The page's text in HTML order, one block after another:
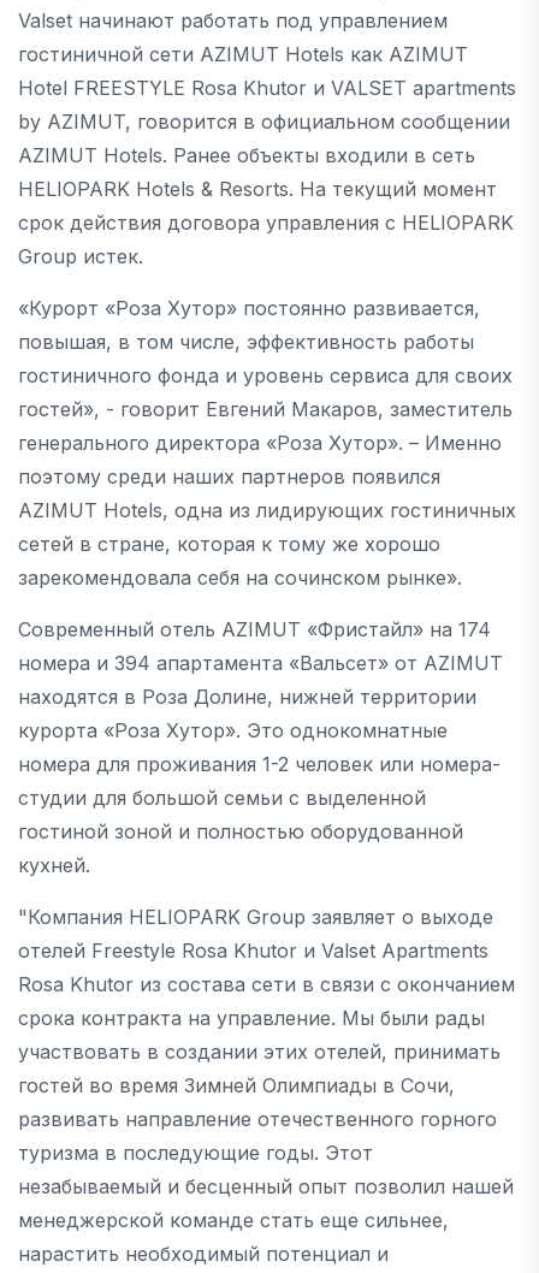
Valset начинают работать под управлением
гостиничной сети AZIMUT Hotels как AZIMUT
Hotel FREESTYLE Rosa Khutor и VALSET apartments
by AZIMUT, говорится в официальном сообщении
AZIMUT Hotels. Ранее объекты входили в сеть
HELIOPARK Hotels & Resorts. На текущий момент
срок действия договора управления с HELIOPARK
Group истек.
«Курорт «Роза Хутор» постоянно развивается,
повышая, в том числе, эффективность работы
гостиничного фонда и уровень сервиса для своих
гостей», - говорит Евгений Макаров, заместитель
генерального директора «Роза Хутор». – Именно
поэтому среди наших партнеров появился
AZIMUT Hotels, одна из лидирующих гостиничных
сетей в стране, которая к тому же хорошо
зарекомендовала себя на сочинском рынке».
Современный отель AZIMUT «Фристайл» на 174
номера и 394 апартамента «Вальсет» от AZIMUT
находятся в Роза Долине, нижней территории
курорта «Роза Хутор». Это однокомнатные
номера для проживания 1-2 человек или номера-
студии для большой семьи с выделенной
гостиной зоной и полностью оборудованной
кухней.
"Компания HELIOPARK Group заявляет о выходе
отелей Freestyle Rosa Khutor и Valset Apartments
Rosa Khutor из состава сети в связи с окончанием
срока контракта на управление. Мы были рады
участвовать в создании этих отелей, принимать
гостей во время Зимней Олимпиады в Сочи,
развивать направление отечественного горного
туризма в последующие годы. Этот
незабываемый и бесценный опыт позволил нашей
менеджерской команде стать еще сильнее,
нарастить необходимый потенциал и